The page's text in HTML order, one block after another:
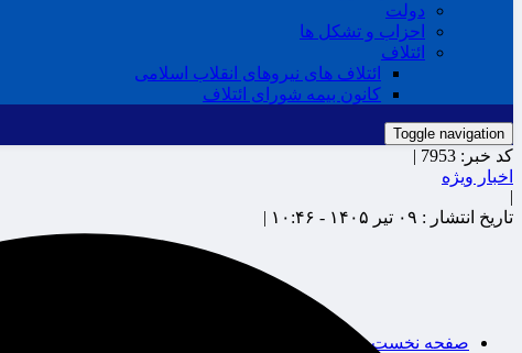
دولت
احزاب و تشکل ها
ائتلاف
ائتلاف های نیروهای انقلاب اسلامی
کانون بیمه شورای ائتلاف
Toggle navigation
صفحه نخست
کد خبر: 7953 |
اخبار ویژه
|
تاریخ انتشار : ۰۹ تیر ۱۴۰۵ - ۱۰:۴۶ |